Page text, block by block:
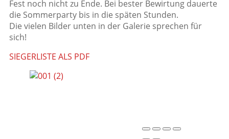
Fest noch nicht zu Ende. Bei bester Bewirtung dauerte
die Sommerparty bis in die späten Stunden.
Die vielen Bilder unten in der Galerie sprechen für
sich!
SIEGERLISTE ALS PDF